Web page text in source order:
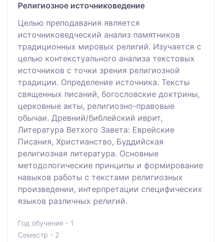
Религиозное источниковедение
Целью преподавания является
источниковедческий анализ памятников
традиционных мировых религий. Изучается с
целью контекстуального анализа текстовых
источников с точки зрения религиозной
традиции. Определение источника. Тексты
священных писаний, богословские доктрины,
церковные акты, религиозно-правовые
обычаи. Древний/библейский иврит,
Литература Ветхого Завета: Еврейские
Писания, Христианство, Буддийская
религиозная литература. Основные
методологические принципы и формирование
навыков работы с текстами религиозных
произведении, интерпретации специфических
языков различных религий.
Год обучения - 1
Семестр - 2